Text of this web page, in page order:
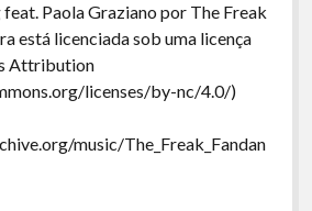
Paola Graziano por The Freak
está licenciada sob uma licença
Attribution
licenses/by-nc/4.0/)
music/The_Freak_Fandan